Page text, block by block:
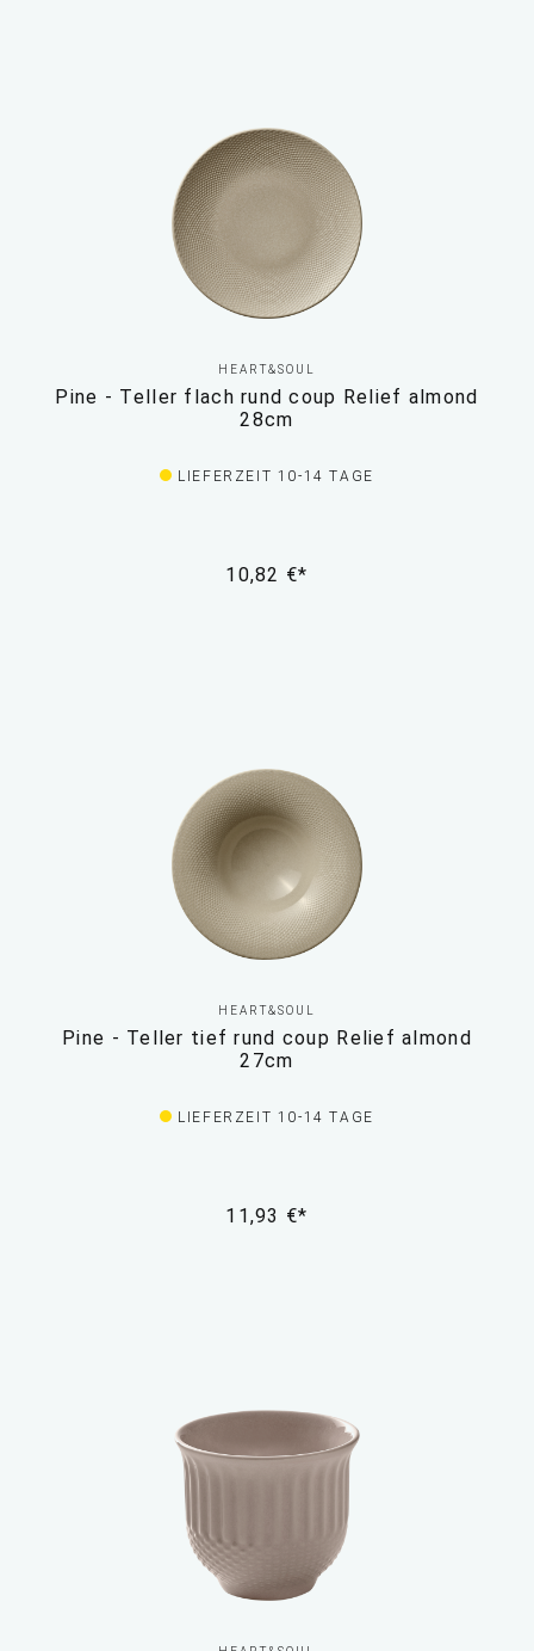
HEART&SOUL
Pine - Teller flach rund coup Relief almond
28cm
LIEFERZEIT 10-14 TAGE
10,82 €*
HEART&SOUL
Pine - Teller tief rund coup Relief almond
27cm
LIEFERZEIT 10-14 TAGE
11,93 €*